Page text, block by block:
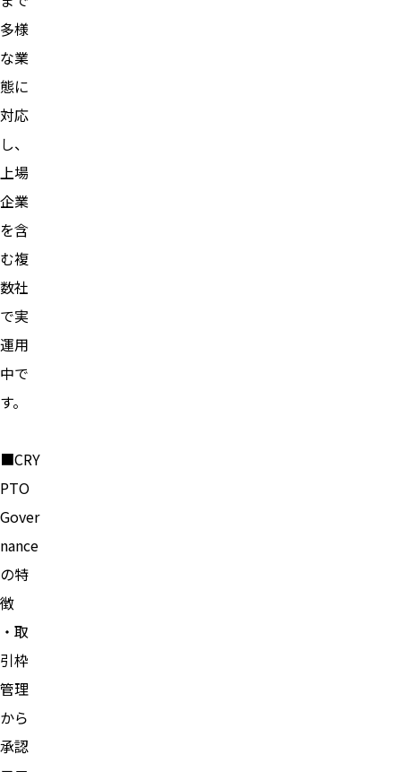
多様
な業
態に
対応
し、
上場
企業
を含
む複
数社
で実
運用
中で
す。
■CRY
PTO
Gover
nance
の特
徴
・取
引枠
管理
から
承認